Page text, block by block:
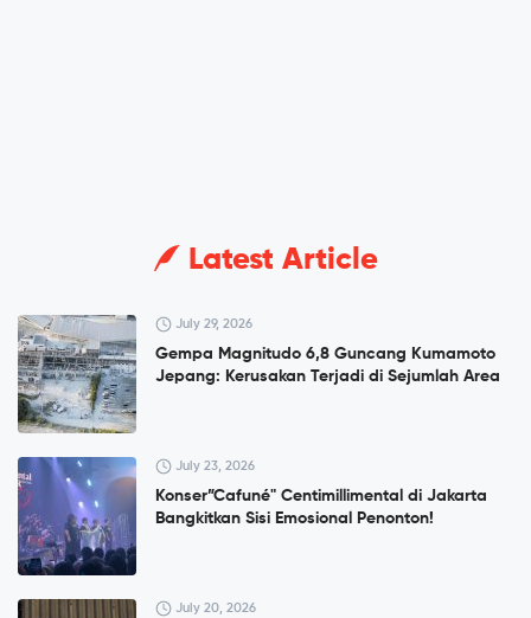
Latest Article
July 29, 2026
Gempa Magnitudo 6,8 Guncang Kumamoto
Jepang: Kerusakan Terjadi di Sejumlah Area
July 23, 2026
Konser”Cafuné" Centimillimental di Jakarta
Bangkitkan Sisi Emosional Penonton!
July 20, 2026